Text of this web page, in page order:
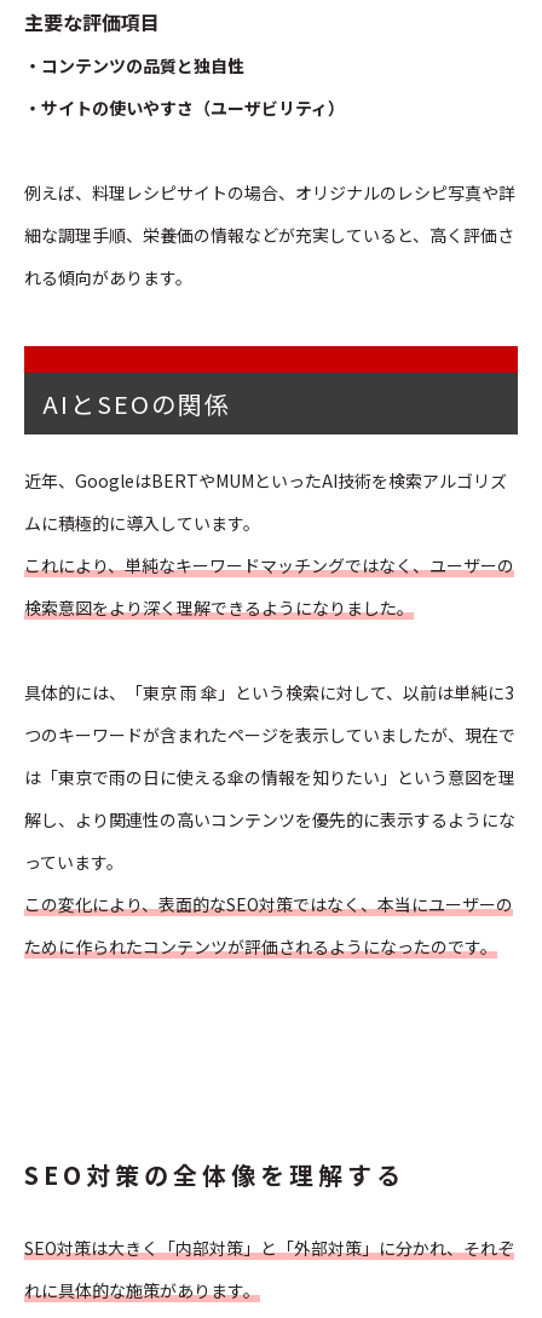
主要な評価項目
・コンテンツの品質と独自性
・サイトの使いやすさ（ユーザビリティ）
例えば、料理レシピサイトの場合、オリジナルのレシピ写真や詳
細な調理手順、栄養価の情報などが充実していると、高く評価さ
れる傾向があります。
AIとSEOの関係
近年、GoogleはBERTやMUMといったAI技術を検索アルゴリズ
ムに積極的に導入しています。
これにより、単純なキーワードマッチングではなく、ユーザーの
検索意図をより深く理解できるようになりました。
具体的には、「東京 雨 傘」という検索に対して、以前は単純に3
つのキーワードが含まれたページを表示していましたが、現在で
は「東京で雨の日に使える傘の情報を知りたい」という意図を理
解し、より関連性の高いコンテンツを優先的に表示するようにな
っています。
この変化により、表面的なSEO対策ではなく、本当にユーザーの
ために作られたコンテンツが評価されるようになったのです。
SEO対策の全体像を理解する
SEO対策は大きく「内部対策」と「外部対策」に分かれ、それぞ
れに具体的な施策があります。